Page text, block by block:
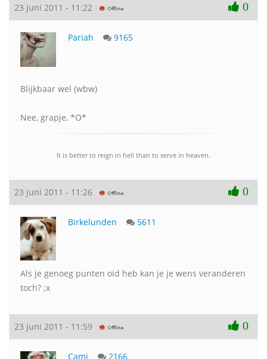
23 juni 2011 - 11:22 0
Pariah 9165
Blijkbaar wel (wbw)
Nee, grapje, *O*
It is better to reign in hell than to serve in heaven.
23 juni 2011 - 11:26 0
Birkelunden 5611
Als je genoeg punten oid heb kan je je wens veranderen
toch? ;x
23 juni 2011 - 11:59 0
Cami 2166